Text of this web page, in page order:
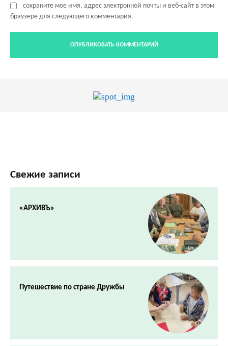
сохраните мое имя, адрес электронной почты и веб-сайт в этом
браузере для следующего комментария.
Свежие записи
«АРХИВЪ»
Путешествие по стране Дружбы